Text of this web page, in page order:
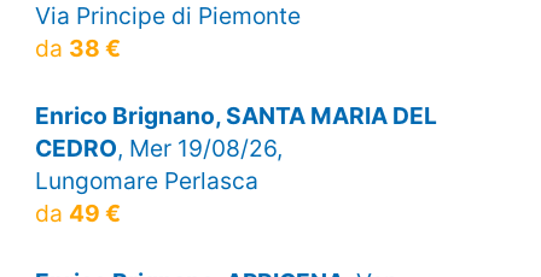
Via Principe di Piemonte
da 38 €
Enrico Brignano, SANTA MARIA DEL
CEDRO, Mer 19/08/26,
Lungomare Perlasca
da 49 €